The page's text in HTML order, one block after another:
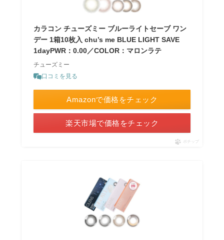
カラコン チューズミー ブルーライトセーブ ワン
デー 1箱10枚入 chu’s me BLUE LIGHT SAVE
1dayPWR：0.00／COLOR：マロンラテ
チューズミー
口コミを見る
Amazonで価格をチェック
楽天市場で価格をチェック
ポチップ